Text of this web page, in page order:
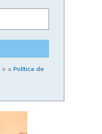
e a Política de